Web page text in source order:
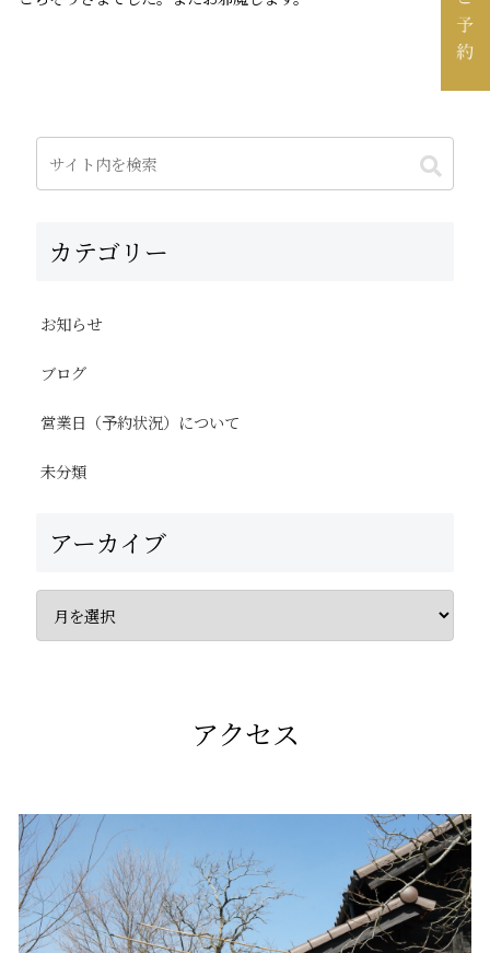
カテゴリー
お知らせ
ブログ
営業日（予約状況）について
未分類
アーカイブ
アクセス